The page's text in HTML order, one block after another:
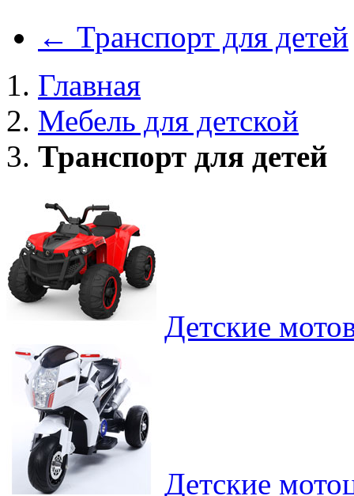
← Транспорт для детей
Главная
Мебель для детской
Транспорт для детей
Детские
Детские